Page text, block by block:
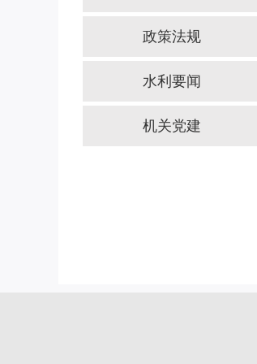
政策法规
水利要闻
机关党建